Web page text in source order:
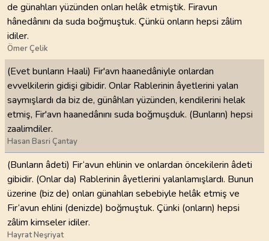
de günahları yüzünden onları helâk etmiştik. Firavun
hânedânını da suda boğmuştuk. Çünkü onların hepsi zâlim
idiler.
Ömer Çelik
(Evet bunların Haali) Fir'avn haanedâniyle onlardan
evvelkilerin gidişi gibidir. Onlar Rablerinin âyetlerini yalan
saymışlardı da biz de, günâhları yüzünden, kendilerini helak
etmiş, Fir'avn haanedânını suda boğmuşduk. (Bunların) hepsi
zaalimdiler.
Hasan Basri Çantay
(Bunların âdeti) Fir‘avun ehlinin ve onlardan öncekilerin âdeti
gibidir. (Onlar da) Rablerinin âyetlerini yalanlamışlardı. Bunun
üzerine (biz de) onları günahları sebebiyle helâk etmiş ve
Fir‘avun ehlini (denizde) boğmuştuk. Çünki (onların) hepsi
zâlim kimseler idiler.
Hayrat Neşriyat